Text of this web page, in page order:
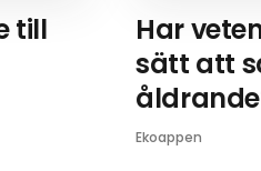
till
Har
sätt att
Ekoappen